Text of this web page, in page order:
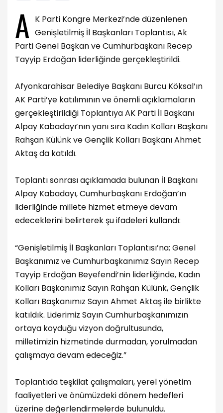
A K Parti Kongre Merkezi’nde düzenlenen
Genişletilmiş İl Başkanları Toplantısı, Ak
Parti Genel Başkan ve Cumhurbaşkanı Recep
Tayyip Erdoğan liderliğinde gerçekleştirildi.
Afyonkarahisar Belediye Başkanı Burcu Köksal’ın
AK Parti’ye katılımının ve önemli açıklamaların
gerçekleştirildiği Toplantıya AK Parti İl Başkanı
Alpay Kabadayı’nın yanı sıra Kadın Kolları Başkanı
Rahşan Külünk ve Gençlik Kolları Başkanı Ahmet
Aktaş da katıldı.
Toplantı sonrası açıklamada bulunan İl Başkanı
Alpay Kabadayı, Cumhurbaşkanı Erdoğan’ın
liderliğinde millete hizmet etmeye devam
edeceklerini belirterek şu ifadeleri kullandı:
“Genişletilmiş İl Başkanları Toplantısı’na; Genel
Başkanımız ve Cumhurbaşkanımız Sayın Recep
Tayyip Erdoğan Beyefendi’nin liderliğinde, Kadın
Kolları Başkanımız Sayın Rahşan Külünk, Gençlik
Kolları Başkanımız Sayın Ahmet Aktaş ile birlikte
katıldık. Liderimiz Sayın Cumhurbaşkanımızın
ortaya koyduğu vizyon doğrultusunda,
milletimizin hizmetinde durmadan, yorulmadan
çalışmaya devam edeceğiz.”
Toplantıda teşkilat çalışmaları, yerel yönetim
faaliyetleri ve önümüzdeki dönem hedefleri
üzerine değerlendirmelerde bulunuldu.